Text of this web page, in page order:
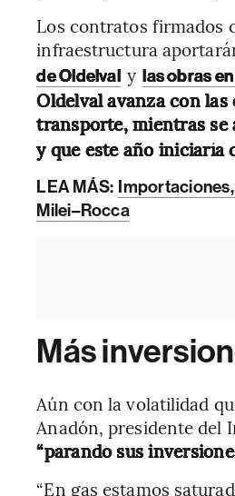
Los contratos firmados
infraestructura
de Oldelval y las obras
Oldelval avanza con
transporte, mientras se
y que este año iniciaría
LEA MÁS:
Milei–Rocca
Más
Aún con la volatilidad
Anadón, presidente del
“parando sus
“En gas estamos